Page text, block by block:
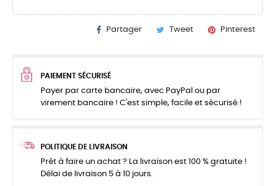
Partager Tweet Pinterest
PAIEMENT SÉCURISÉ
Payer par carte bancaire, avec PayPal ou par
virement bancaire ! C'est simple, facile et sécurisé !
POLITIQUE DE LIVRAISON
Prêt à faire un achat ? La livraison est 100 % gratuite !
Délai de livraison 5 à 10 jours.